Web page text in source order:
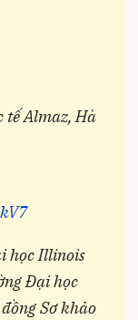
Almaz, Hà
học Illinois
Đại học
Sơ khảo